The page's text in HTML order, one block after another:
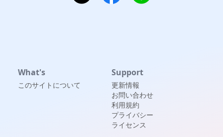
What's
このサイトについて
Support
更新情報
お問い合わせ
利用規約
プライバシー
ライセンス